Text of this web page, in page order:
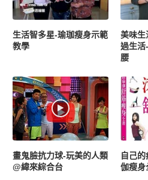
生活智多星-瑜珈瘦身示範
教學
美味
過生活
腰
畫鬼臉抗力球-玩美的人類
@緯來綜合台
自己
伽瘦身